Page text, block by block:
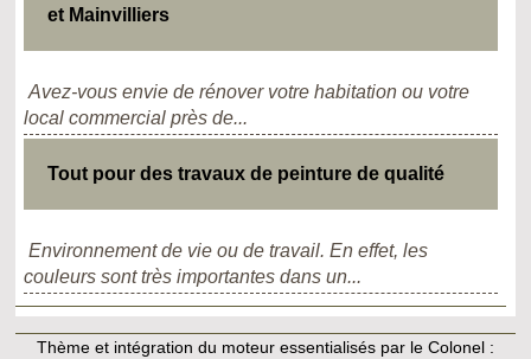
et Mainvilliers
Avez-vous envie de rénover votre habitation ou votre
local commercial près de...
Tout pour des travaux de peinture de qualité
Environnement de vie ou de travail. En effet, les
couleurs sont très importantes dans un...
Thème et intégration du moteur essentialisés par le Colonel :